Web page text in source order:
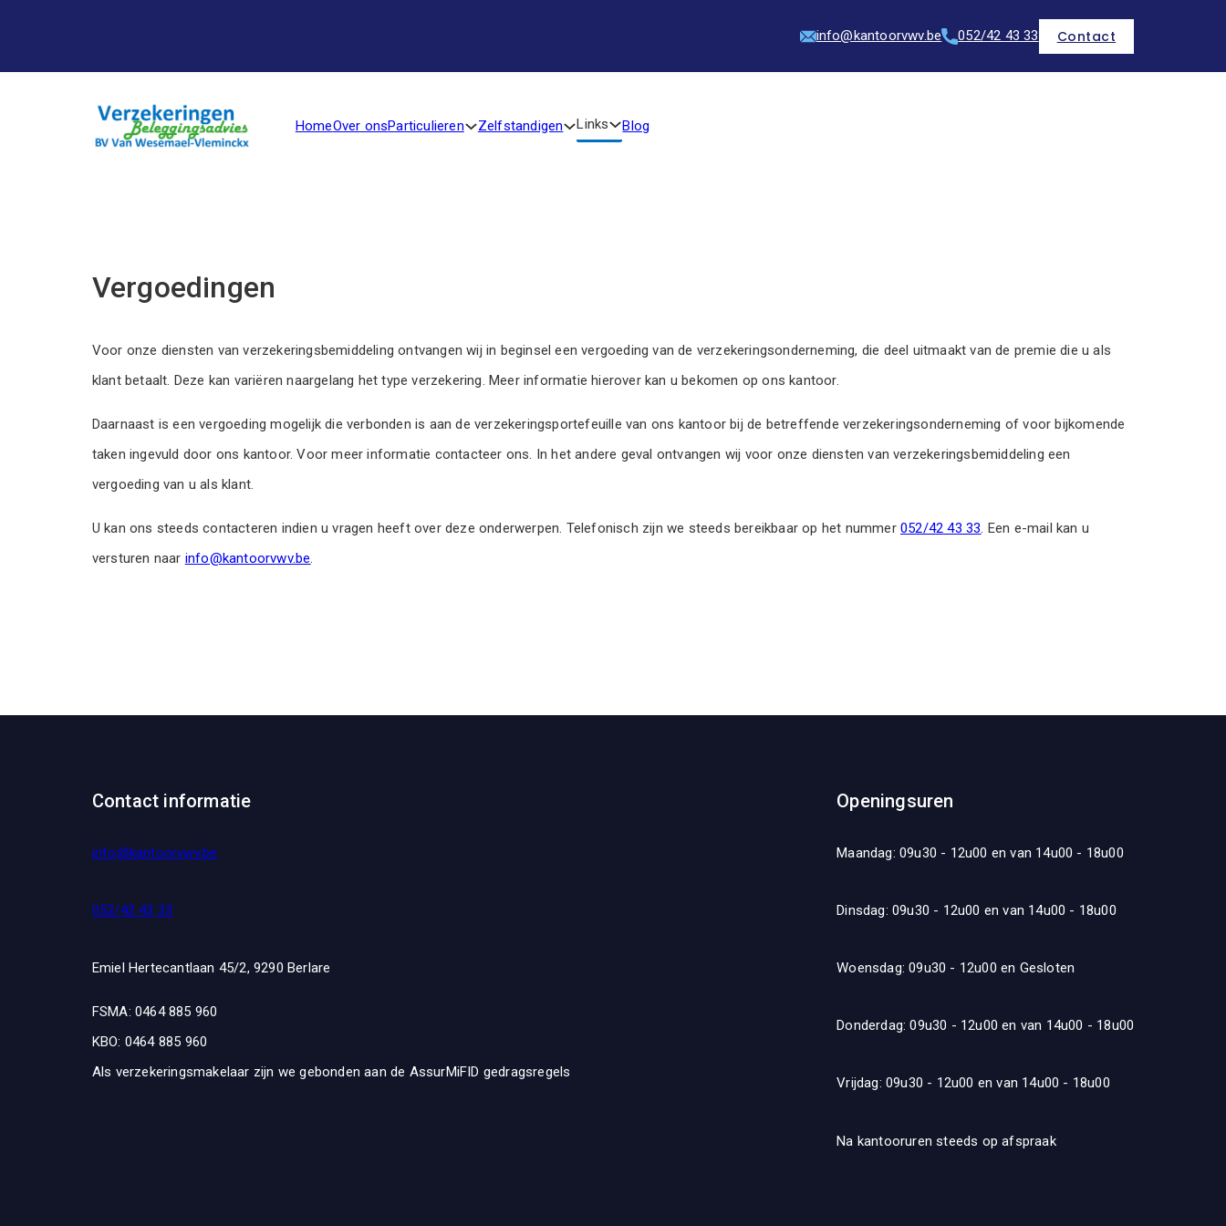
info@kantoorvwv.be 052/42 43 33 Contact
HomeOver onsParticulieren Zelfstandigen Links Blog
Vergoedingen
Voor onze diensten van verzekeringsbemiddeling ontvangen wij in beginsel een vergoeding van de verzekeringsonderneming, die deel uitmaakt van de premie die u als
klant betaalt. Deze kan variëren naargelang het type verzekering. Meer informatie hierover kan u bekomen op ons kantoor.
Daarnaast is een vergoeding mogelijk die verbonden is aan de verzekeringsportefeuille van ons kantoor bij de betreffende verzekeringsonderneming of voor bijkomende
taken ingevuld door ons kantoor. Voor meer informatie contacteer ons. In het andere geval ontvangen wij voor onze diensten van verzekeringsbemiddeling een
vergoeding van u als klant.
U kan ons steeds contacteren indien u vragen heeft over deze onderwerpen. Telefonisch zijn we steeds bereikbaar op het nummer 052/42 43 33. Een e-mail kan u
versturen naar info@kantoorvwv.be.
Contact informatie
info@kantoorvwv.be
052/42 43 33
Emiel Hertecantlaan 45/2, 9290 Berlare
FSMA: 0464 885 960
KBO: 0464 885 960
Als verzekeringsmakelaar zijn we gebonden aan de AssurMiFID gedragsregels
Openingsuren
Maandag: 09u30 - 12u00 en van 14u00 - 18u00
Dinsdag: 09u30 - 12u00 en van 14u00 - 18u00
Woensdag: 09u30 - 12u00 en Gesloten
Donderdag: 09u30 - 12u00 en van 14u00 - 18u00
Vrijdag: 09u30 - 12u00 en van 14u00 - 18u00
Na kantooruren steeds op afspraak